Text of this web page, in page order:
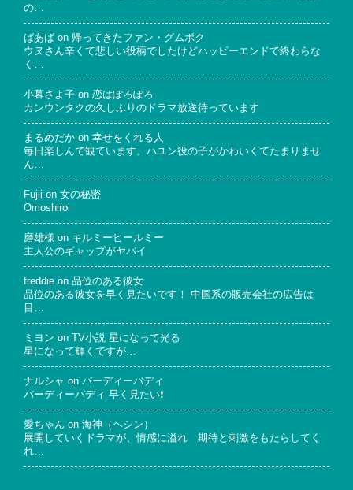
の…
ばあば on 帰ってきたファン・グムボク
ウヌさん辛くて悲しい役柄でしたけどハッピーエンドで終わらな
く…
小暮さよ子 on 恋はぽろぽろ
カンウンタクの久しぶりのドラマ放送待っています
まるめだか on 幸せをくれる人
毎日楽しんで観ています。ハユン役の子がかわいくてたまりませ
ん…
Fujii on 女の秘密
Omoshiroi
磨雄様 on キルミーヒールミー
主人公のギャップがヤバイ
freddie on 品位のある彼女
品位のある彼女を早く見たいです！ 中国系の販売会社の広告は
目…
ミヨン on
TV小説 星になって光る
星になって輝くですが…
ナルシャ on バーディーバディ
バーディーバディ 早く見たい❗
愛ちゃん on 海神（ヘシン）
展開していくドラマが、情感に溢れ 期待と刺激をもたらしてく
れ…